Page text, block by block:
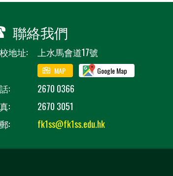
聯絡我們
地址:上水馬會道17號
MAP Google Map
:
2670 0366
:
2670 3051
:
fk1ss@fk1ss.edu.hk